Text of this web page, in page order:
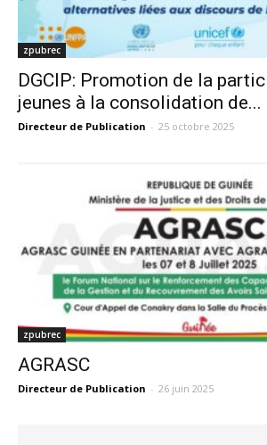
zpubrec
DGCIP: Promotion de la
jeunes à la consolidation de...
Directeur de Publication - 25 octobre 2025
zpubrec
AGRASC
Directeur de Publication - 26 juin 2025